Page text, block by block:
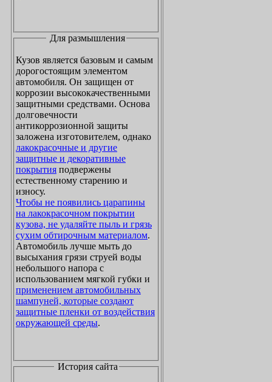
Для размышления
Кузов является базовым и самым
дорогостоящим элементом
автомобиля. Он защищен от
коррозии высококачественными
защитными средствами. Основа
долговечности
антикоррозионной защиты
заложена изготовителем, однако
лакокрасочные и другие
защитные и декоративные
покрытия подвержены
естественному старению и
износу.
Чтобы не появились царапины
на лакокрасочном покрытии
кузова, не удаляйте пыль и грязь
сухим обтирочным материалом.
Автомобиль лучше мыть до
высыхания грязи струей воды
небольшого напора с
использованием мягкой губки и
применением автомобильных
шампуней, которые создают
защитные пленки от воздействия
окружающей среды.
История сайта